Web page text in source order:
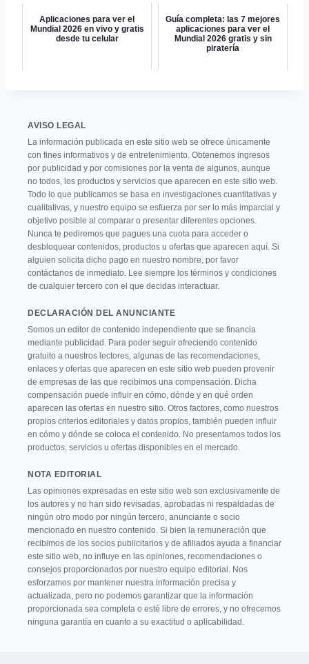
Aplicaciones para ver el
Mundial 2026 en vivo y gratis
desde tu celular
Guía completa: las 7 mejores
aplicaciones para ver el
Mundial 2026 gratis y sin
piratería
AVISO LEGAL
La información publicada en este sitio web se ofrece únicamente
con fines informativos y de entretenimiento. Obtenemos ingresos
por publicidad y por comisiones por la venta de algunos, aunque
no todos, los productos y servicios que aparecen en este sitio web.
Todo lo que publicamos se basa en investigaciones cuantitativas y
cualitativas, y nuestro equipo se esfuerza por ser lo más imparcial y
objetivo posible al comparar o presentar diferentes opciones.
Nunca te pediremos que pagues una cuota para acceder o
desbloquear contenidos, productos u ofertas que aparecen aquí. Si
alguien solicita dicho pago en nuestro nombre, por favor
contáctanos de inmediato. Lee siempre los términos y condiciones
de cualquier tercero con el que decidas interactuar.
DECLARACIÓN DEL ANUNCIANTE
Somos un editor de contenido independiente que se financia
mediante publicidad. Para poder seguir ofreciendo contenido
gratuito a nuestros lectores, algunas de las recomendaciones,
enlaces y ofertas que aparecen en este sitio web pueden provenir
de empresas de las que recibimos una compensación. Dicha
compensación puede influir en cómo, dónde y en qué orden
aparecen las ofertas en nuestro sitio. Otros factores, como nuestros
propios criterios editoriales y datos propios, también pueden influir
en cómo y dónde se coloca el contenido. No presentamos todos los
productos, servicios u ofertas disponibles en el mercado.
NOTA EDITORIAL
Las opiniones expresadas en este sitio web son exclusivamente de
los autores y no han sido revisadas, aprobadas ni respaldadas de
ningún otro modo por ningún tercero, anunciante o socio
mencionado en nuestro contenido. Si bien la remuneración que
recibimos de los socios publicitarios y de afiliados ayuda a financiar
este sitio web, no influye en las opiniones, recomendaciones o
consejos proporcionados por nuestro equipo editorial. Nos
esforzamos por mantener nuestra información precisa y
actualizada, pero no podemos garantizar que la información
proporcionada sea completa o esté libre de errores, y no ofrecemos
ninguna garantía en cuanto a su exactitud o aplicabilidad.